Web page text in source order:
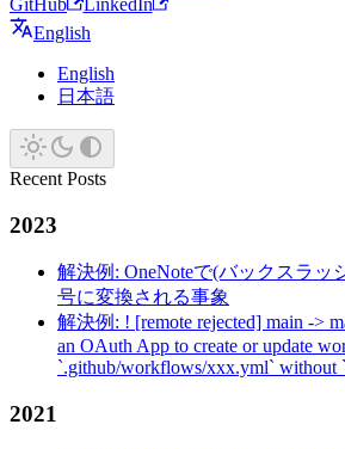
GitHub
LinkedIn
English
English
日本語
Recent Posts
2023
解決例: OneNoteで(バックスラッ
号に変換される事象
解決例: ! [remote rejected] main ->
an OAuth App to create or update
`.github/workflows/xxx.yml` without
2021